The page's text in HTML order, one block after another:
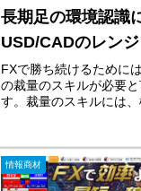
長期足の環境認識
USD/CADのレン
FXで勝ち続けるために
の裁量のスキルが必要
す。裁量のスキルには、
ードは重要な要素です
足、４時間足の環境認
ードなどのテクニカル
ト...
情報商材